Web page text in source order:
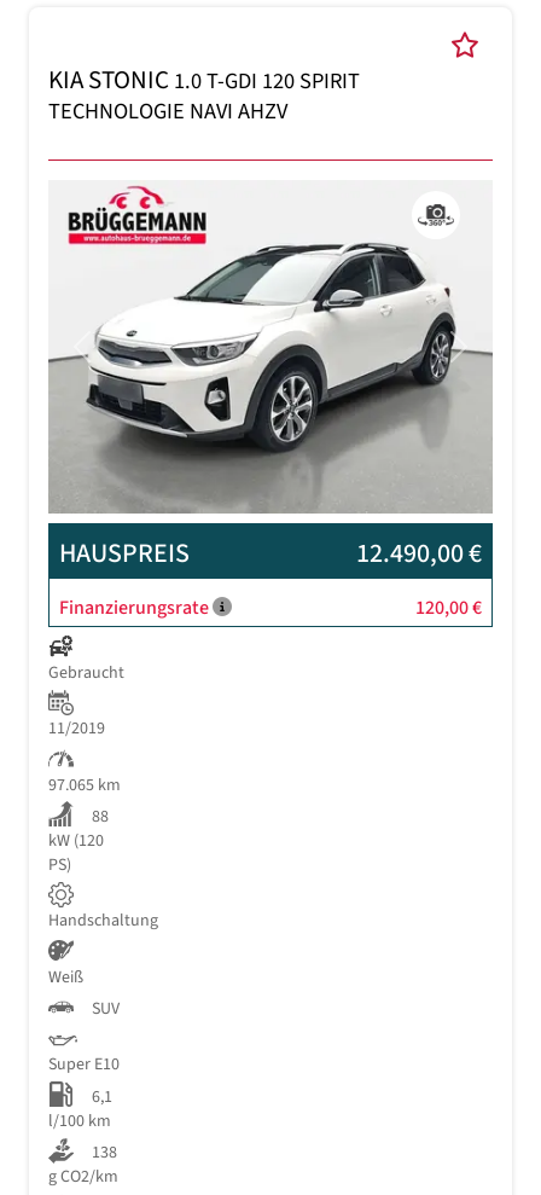
KIA STONIC 1.0 T-GDI 120 SPIRIT
TECHNOLOGIE NAVI AHZV
Previous Next
HAUSPREIS 12.490,00 €
Finanzierungsrate 120,00 €
Gebraucht
11/2019
97.065 km
88
kW (120
PS)
Handschaltung
Weiß
SUV
Super E10
6,1
l/100 km
138
g CO2/km